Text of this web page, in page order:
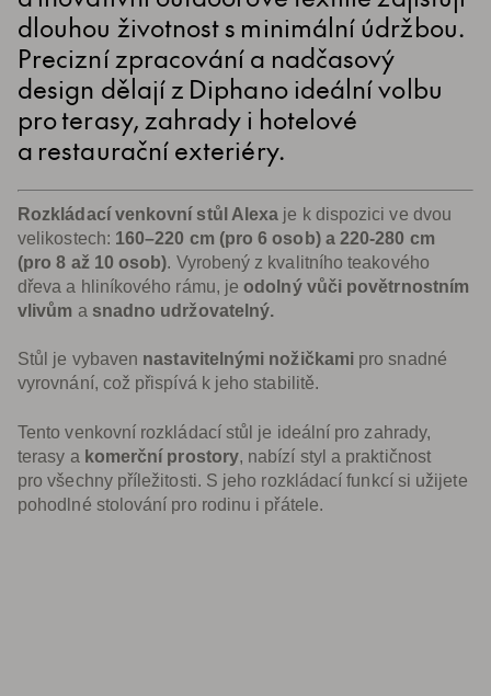
dlouhou životnost s minimální údržbou.
Precizní zpracování a nadčasový
design dělají z Diphano ideální volbu
pro terasy, zahrady i hotelové
a restaurační exteriéry.
Rozkládací venkovní stůl Alexa je k dispozici ve dvou
velikostech: 160–220 cm (pro 6 osob) a 220-280 cm
(pro 8 až 10 osob). Vyrobený z kvalitního teakového
dřeva a hliníkového rámu, jeodolný vůči povětrnostním
vlivům a snadno udržovatelný.
Stůl je vybaven nastavitelnými nožičkami pro snadné
vyrovnání, což přispívá k jeho stabilitě.
Tento venkovní rozkládací stůl je ideální pro zahrady,
terasy a komerční prostory, nabízí styl a praktičnost
pro všechny příležitosti. S jeho rozkládací funkcí si užijete
pohodlné stolování pro rodinu i přátele.